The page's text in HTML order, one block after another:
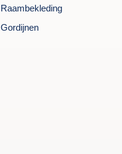
Raambekleding
Gordijnen